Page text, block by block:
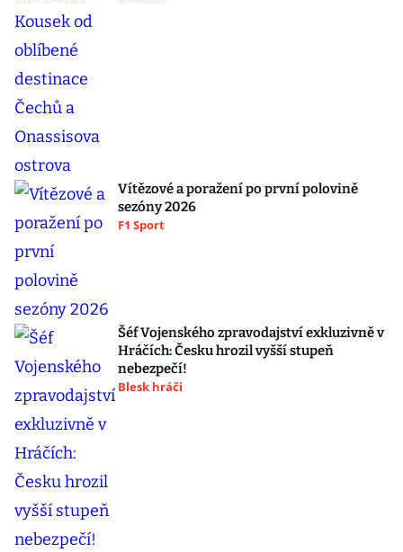
Vítězové a poražení po první polovině
sezóny 2026
F1 Sport
Šéf Vojenského zpravodajství exkluzivně v
Hráčích: Česku hrozil vyšší stupeň
nebezpečí!
Blesk hráči